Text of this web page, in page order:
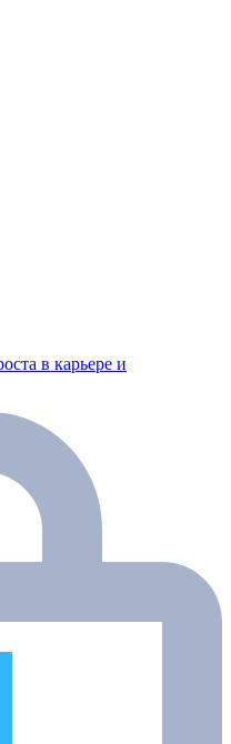
в карьере и